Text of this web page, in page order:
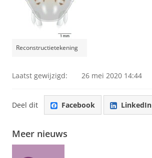
Reconstructietekening
Laatst gewijzigd: 26 mei 2020 14:44
Deel dit Facebook LinkedIn
Meer nieuws